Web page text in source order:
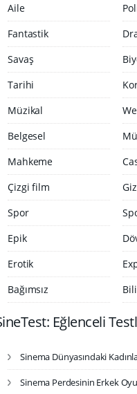
Aile
Fantastik
Savaş
Tarihi
Müzikal
Belgesel
Mahkeme
Çizgi film
Spor
Epik
Erotik
Bağımsız
Eğlenceli
Sinema Dünyasındaki
Sinema Perdesinin Erkek